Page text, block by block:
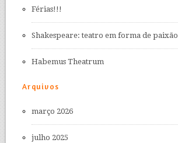
Férias!!!
Shakespeare: teatro em forma de paixão
Habemus Theatrum
Arquivos
março 2026
julho 2025